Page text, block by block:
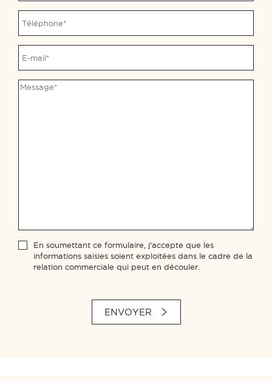
En soumettant ce formulaire, j'accepte que les
informations saisies soient exploitées dans le cadre de la
relation commerciale qui peut en découler.
ENVOYER